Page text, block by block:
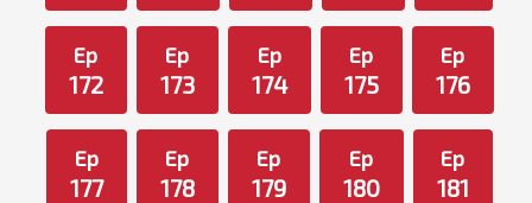
Ep
172
Ep
173
Ep
174
Ep
175
Ep
176
Ep
177
Ep
178
Ep
179
Ep
180
Ep
181